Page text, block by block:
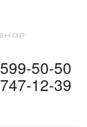
599-50-50
747-12-39